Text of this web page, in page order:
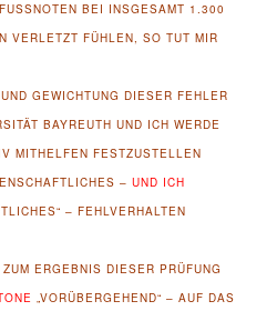
BEI INSGESAMT 1.300 F
FÜHLEN, SO TUT MIR DA
GEWICHTUNG DIESER FEHLER
BAYREUTH UND ICH WERDE
MITHELFEN FESTZUSTELLEN
–UND ICH
– FEHLVERHALTEN
ERGEBNIS DIESER PRÜFUNG
„VORÜBERGEHEND“ – AUF DAS